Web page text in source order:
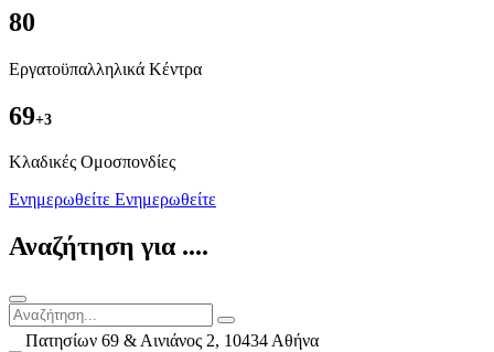
80
Εργατοϋπαλληλικά Κέντρα
69+3
Kλαδικές Ομοσπονδίες
Ενημερωθείτε Ενημερωθείτε
Αναζήτηση για ....
Πατησίων 69 & Αινιάνος 2, 10434 Αθήνα